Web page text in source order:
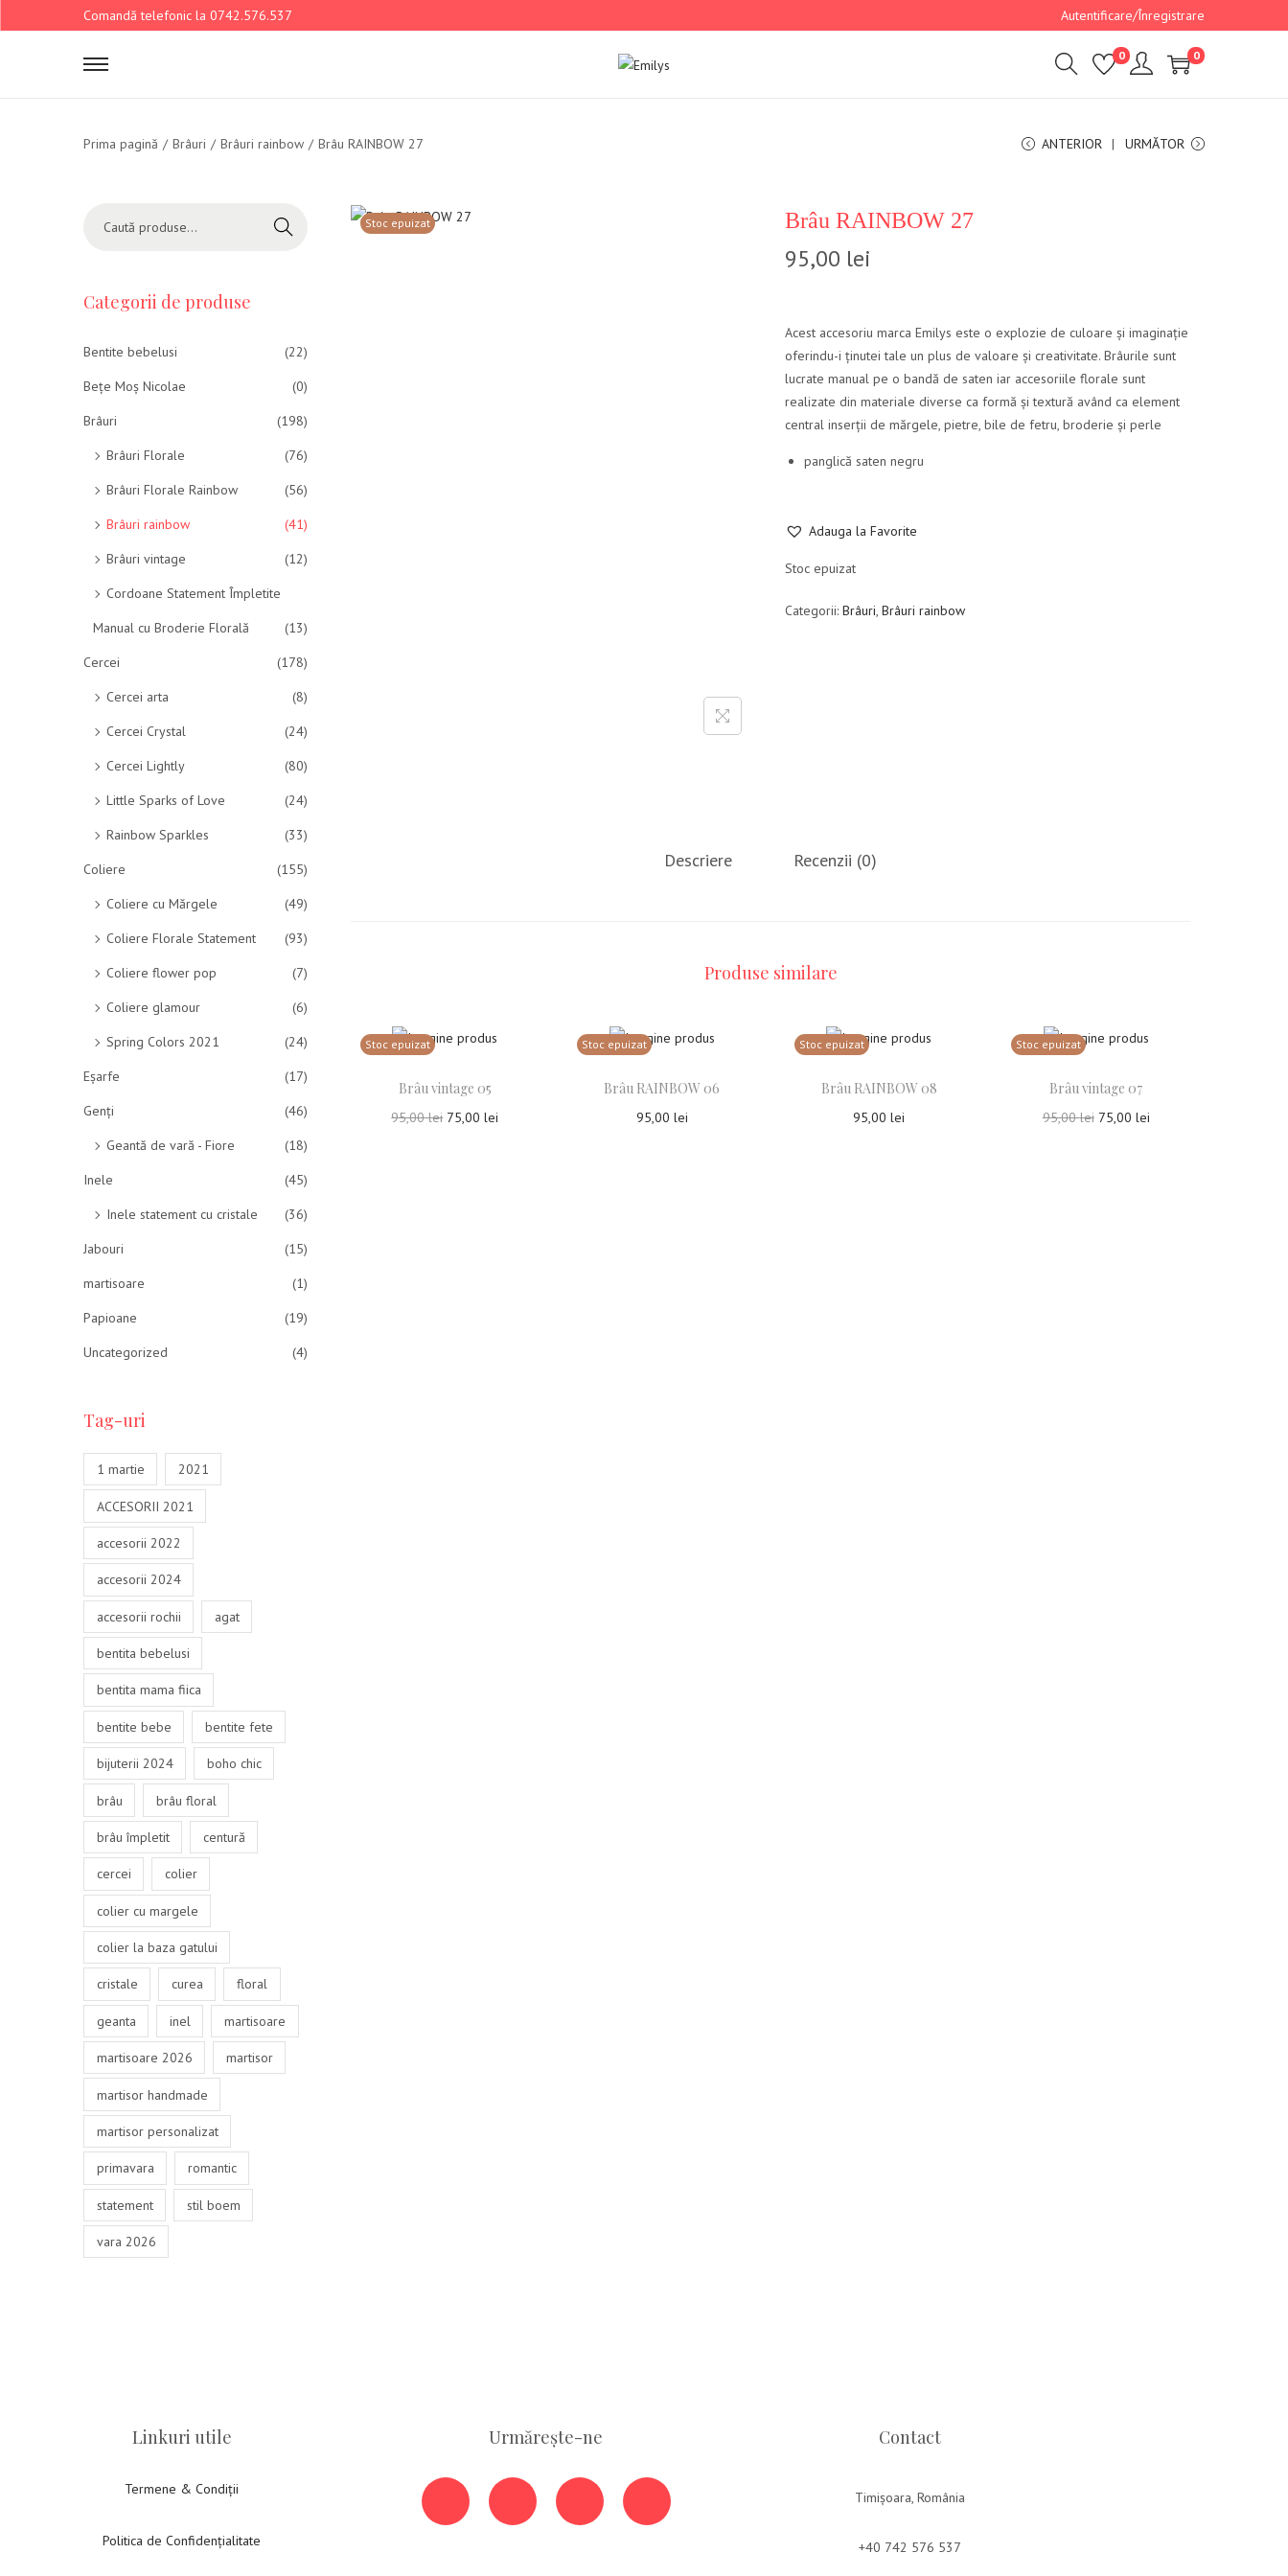
Comandă telefonic la 0742.576.537 Autentificare/Înregistrare
0 0
Prima pagină / Brâuri / Brâuri rainbow / Brâu RAINBOW 27 ANTERIOR URMĂTOR
Stoc epuizat Brâu RAINBOW 27
95,00 lei
Acest accesoriu marca Emilys este o explozie de culoare și imaginație
oferindu-i ținutei tale un plus de valoare și creativitate. Brâurile sunt
lucrate manual pe o bandă de saten iar accesoriile florale sunt
realizate din materiale diverse ca formă și textură având ca element
central inserții de mărgele, pietre, bile de fetru, broderie și perle
panglică saten negru
Adauga la Favorite
Stoc epuizat
Categorii: Brâuri, Brâuri rainbow
Descriere Recenzii (0)
Produse similare
Stoc epuizat
Brâu vintage 05
95,00lei 75,00lei
Stoc epuizat
Brâu RAINBOW 06
95,00 lei
Stoc epuizat
Brâu RAINBOW 08
95,00lei
Stoc epuizat
Brâu vintage 07
95,00lei 75,00 lei
Caută
Categorii de produse
Bentite bebelusi
(22)
Bețe Moș Nicolae
(0)
Brâuri
(198)
Brâuri Florale
(76)
Brâuri Florale Rainbow
(56)
Brâuri rainbow
(41)
Brâuri vintage
(12)
Cordoane Statement Împletite
Manual cu Broderie Florală
(13)
Cercei
(178)
Cercei arta
(8)
Cercei Crystal
(24)
Cercei Lightly
(80)
Little Sparks of Love
(24)
Rainbow Sparkles
(33)
Coliere
(155)
Coliere cu Mărgele
(49)
Coliere Florale Statement
(93)
Coliere flower pop
(7)
Coliere glamour
(6)
Spring Colors 2021
(24)
Eșarfe
(17)
Genți
(46)
Geantă de vară - Fiore
(18)
Inele
(45)
Inele statement cu cristale
(36)
Jabouri
(15)
martisoare
(1)
Papioane
(19)
Uncategorized
(4)
Tag-uri
1 martie 2021
ACCESORII 2021
accesorii 2022
accesorii 2024
accesorii rochii agat
bentita bebelusi
bentita mama fiica
bentite bebe bentite fete
bijuterii 2024 boho chic
brâu brâu floral
brâu împletit centură
cercei colier
colier cu margele
colier la baza gatului
cristale curea floral
geanta inel martisoare
martisoare 2026 martisor
martisor handmade
martisor personalizat
primavara romantic
statement stil boem
vara 2026
Linkuri utile
Termene & Condiții
Politica de Confidențialitate
Urmărește-ne Contact
Timișoara, România
+40 742 576 537